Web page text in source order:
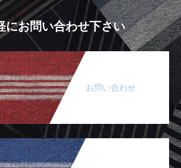
にお問い合わせ下さい
お問い合わせ